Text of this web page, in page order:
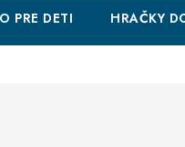
PRE DETI HRAČKY